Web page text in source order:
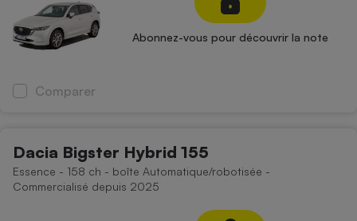
Abonnez-vous pour découvrir la note
Comparer
Dacia Bigster Hybrid 155
Essence - 158 ch - boîte Automatique/robotisée -
Commercialisé depuis 2025